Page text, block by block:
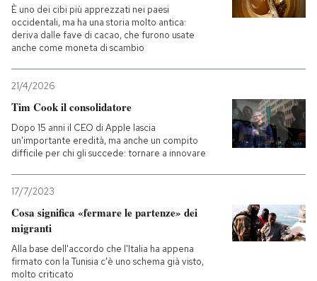
È uno dei cibi più apprezzati nei paesi
occidentali, ma ha una storia molto antica:
deriva dalle fave di cacao, che furono usate
anche come moneta di scambio
21/4/2026
Tim Cook il consolidatore
Dopo 15 anni il CEO di Apple lascia
un'importante eredità, ma anche un compito
difficile per chi gli succede: tornare a innovare
17/7/2023
Cosa significa «fermare le partenze» dei
migranti
Alla base dell'accordo che l'Italia ha appena
firmato con la Tunisia c'è uno schema già visto,
molto criticato